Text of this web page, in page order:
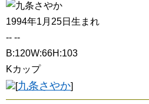
九条さやか
1994年1月25日生まれ
-- --
B:120W:66H:103
Kカップ
[九条さやか]